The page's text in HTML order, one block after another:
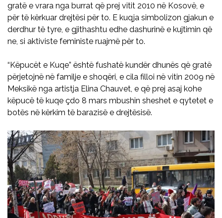
gratë e vrara nga burrat që prej vitit 2010 në Kosovë, e
për të kërkuar drejtësi për to. E kuqja simbolizon gjakun e
derdhur të tyre, e gjithashtu edhe dashurinë e kujtimin që
ne, si aktiviste feministe ruajmë për to.
“Këpucët e Kuqe” është fushatë kundër dhunës që gratë
përjetojnë në familje e shoqëri, e cila filloi në vitin 2009 në
Meksikë nga artistja Elina Chauvet, e që prej asaj kohe
këpucë të kuqe çdo 8 mars mbushin sheshet e qytetet e
botës në kërkim të barazisë e drejtësisë.